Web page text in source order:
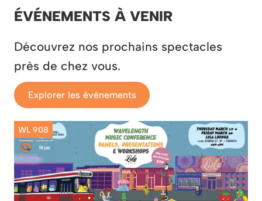
ÉVÉNEMENTS À VENIR
Découvrez nos prochains spectacles
près de chez vous.
Explorer les événements
WL 908